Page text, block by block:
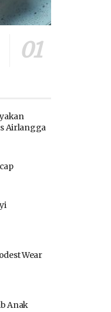
Airlangga
Wear
Anak